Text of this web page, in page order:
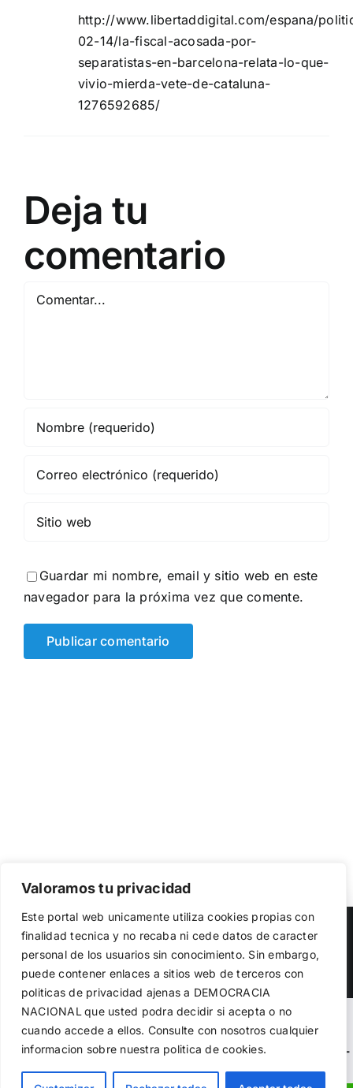
Valoramos tu privacidad
Este portal web unicamente utiliza cookies propias con
finalidad tecnica y no recaba ni cede datos de caracter
personal de los usuarios sin conocimiento. Sin embargo,
puede contener enlaces a sitios web de terceros con
politicas de privacidad ajenas a DEMOCRACIA
NACIONAL que usted podra decidir si acepta o no
cuando accede a ellos. Consulte con nosotros cualquier
informacion sobre nuestra politica de cookies.
http://www.libertaddigital.com/espana/
02-14/la-fiscal-acosada-por-
separatistas-en-barcelona-relata-lo-que-
vivio-mierda-vete-de-cataluna-
1276592685/
Deja tu
comentario
Guardar mi nombre, email y sitio web en este
navegador para la próxima vez que comente.
Copyright 2023 | Democracia Nacional | All Rights Reserved
Facebook
TwitterInstagram
Warning: Undefined variable $visibility_homepage in
/home/demopwcr/public_html/wp-content/plugins/kn-
mobile-sharebar/kn_mobile_sharebar.phpon line71
el funcionamiento de la web, medir su uso y mejorar
nuestros servicios. Puede aceptar todas las cookies,
rechazar las no necesarias o configurar sus preferencias.
Política de cookies
Aceptar todo
Rechazar